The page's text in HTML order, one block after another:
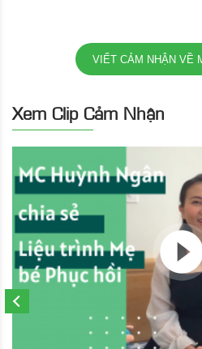
VIẾT CẢM NHẬN VỀ
Xem Clip Cảm Nhận